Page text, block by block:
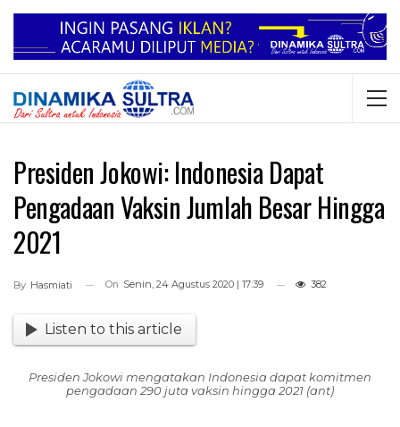
Presiden Jokowi: Indonesia Dapat
Pengadaan Vaksin Jumlah Besar Hingga
2021
By Hasmiati On Senin, 24 Agustus 2020 | 17:39 382
Listen to this article
Presiden Jokowi mengatakan Indonesia dapat komitmen
pengadaan 290 juta vaksin hingga 2021 (ant)